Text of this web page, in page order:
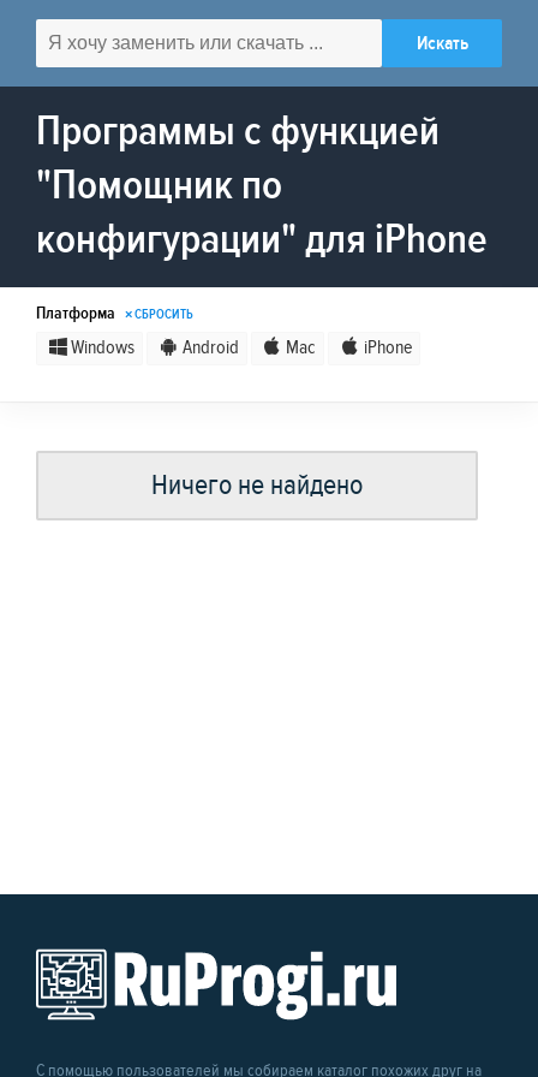
Программы с функцией
"Помощник по
конфигурации" для iPhone
Платформа × СБРОСИТЬ
Windows Android Mac iPhone
Ничего не найдено
С помощью пользователей мы собираем каталог похожих друг на